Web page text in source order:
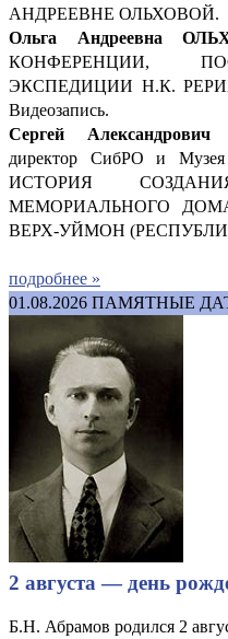
АНДРЕЕВНЕ ОЛЬХОВОЙ.
Ольга Андреевна
КОНФЕРЕНЦИИ,
ЭКСПЕДИЦИИ Н.К.
Видеозапись.
Сергей
директор СибРО и
ИСТОРИЯ
МЕМОРИАЛЬНОГО
ВЕРХ-УЙМОН
подробнее »
01.08.2026 ПАМЯТНЫЕ
2 августа — день
Б.Н. Абрамов родился 2